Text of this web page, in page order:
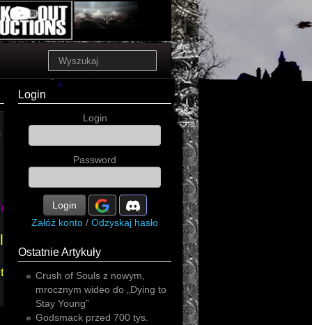
the
Login
Login
Password
Login
Załóż konto / Odzyskaj hasło
Ostatnie Artykuły
Crush of Souls z nowym,
mrocznym wideo do „Dying to
Stay Young”
Godsmack przed 700 tys.